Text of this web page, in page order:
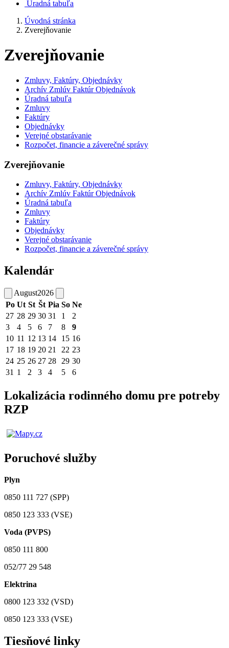
Úradná tabuľa
Úvodná stránka
Zverejňovanie
Zverejňovanie
Zmluvy, Faktúry, Objednávky
Archív Zmlúv Faktúr Objednávok
Úradná tabuľa
Zmluvy
Faktúry
Objednávky
Verejné obstarávanie
Rozpočet, financie a záverečné správy
Zverejňovanie
Zmluvy, Faktúry, Objednávky
Archív Zmlúv Faktúr Objednávok
Úradná tabuľa
Zmluvy
Faktúry
Objednávky
Verejné obstarávanie
Rozpočet, financie a záverečné správy
Kalendár
August2026
Po Ut St Št Pia So Ne
27 28 29 30 31 1
2
3
4 5 6 7 8
9
10 11 12 13 14 15 16
17 18 19 20 21 22 23
24 25 26 27 28 29 30
31 1 2 3 4 5 6
Lokalizácia rodinného domu pre potreby
RZP
Poruchové služby
Plyn
0850 111 727 (SPP)
0850 123 333 (VSE)
Voda (PVPS)
0850 111 800
052/77 29 548
Elektrina
0800 123 332 (VSD)
0850 123 333 (VSE)
Tiesňové linky